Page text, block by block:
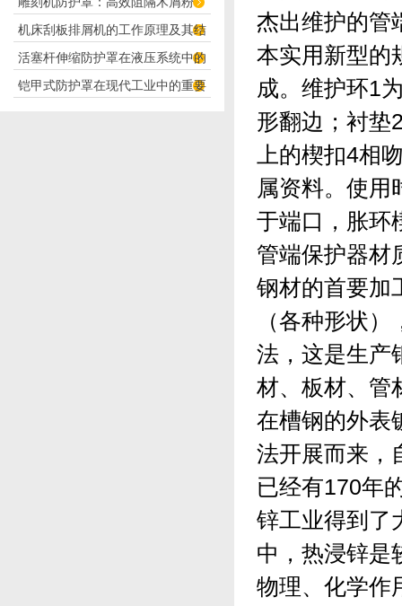
专用方案
尘，守护设备精度与安全
机床刮板排屑机的工作原理及其结
构分析
活塞杆伸缩防护罩在液压系统中的
应用
铠甲式防护罩在现代工业中的重要
杰出维护的管
本实用新型的
成。维护环1
形翻边；衬垫
上的楔扣4相
属资料。使用
于端口，胀环
管端保护器材
钢材的首要加
（各种形状
法，这是生产
材、板材、管
在槽钢的外表
法开展而来，
已经有170年
锌工业得到了
中，热浸锌是
物理、化学作